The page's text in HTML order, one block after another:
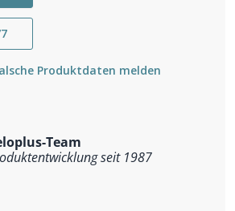
Produktdaten melden
Team
seit 1987